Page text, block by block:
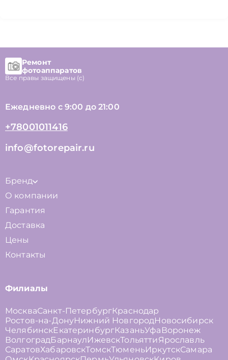
Ремонт
фотоаппаратов
Все правы защищены (с)
Ежедневно с 9:00 до 21:00
+78001011416
info@fotorepair.ru
Бренд
О компании
Гарантия
Доставка
Цены
Контакты
Филиалы
МоскваСанкт-ПетербургКраснодар
Ростов-на-ДонуНижний НовгородНовосибирск
ЧелябинскЕкатеринбургКазаньУфа Воронеж
ВолгоградБарнаулИжевскТольяттиЯрославль
СаратовХабаровскТомскТюменьИркутскСамара